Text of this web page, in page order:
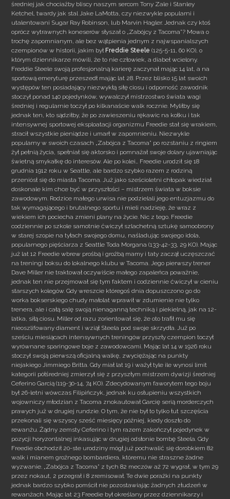
średniej jak chociażby bliscy naszym sercom Tony Zale i Stanley
Ketchel, twardy jak stal Jake LaMotta, czy niezwykle popularni i
utalentowani Sugar Ray Robinson, lub Marvin Hagler. Jednak czy ktoś
oprócz wytrawnych koneserów słyszał o „Zabójcy z Tacoma”? Mowa o
trochę zapomnianym, ale bez wątpienia jednym z najwspanialszych
czempionów w historii, jakim byłFreddie Steele (125-5-11, 60 KO), o
którym dziennikarze mówili, że to nie człowiek, a diabeł wcielony.
Freddie Steele swoją profesjonalną karierę zaczynał mając 14 lat, a na
sportową emeryturę przeszedł mając lat 28. Przez blisko 15 lat swoich
występów ten posiadający niezwykłą siłę ciosu i odporność zawodnik
stoczył ponad 140 pojedynków, wywalczył mistrzostwo świata wagi
średniej i regularnie toczył po kilkanaście walk rocznie. Myliłby się
jednak ten, kto sądziłby, że po zawieszeniu rękawic na kołku i tak
intensywnej sportowej eksploatacji organizmu Freedie stał się wrakiem,
stracił wszystkie pieniądze i umarł w zapomnieniu. Niezwykle
popularny w swoich czasach „Zabójca z Tacoma” po rozstaniu z ringiem
żył pełnią życia, spełniał się aktorsko i pomnażał swoje dolary ujawniając
świetną smykałkę do interesów. Ale po kolei… Freedie urodził się 18
grudnia 1912 roku w Seattle, ale bardzo szybko razem z rodziną
przeniósł się do miasta Tacoma. Już jako sześcioletni chłopak wiedział
doskonale kim chce być w przyszłości – mistrzem świata w boksie
zawodowym. Rodzice małego urwisa nie podzielali jego entuzjazmu do
tak wymagającego i brutalnego sportu i mieli nadzieję, że wraz z
wiekiem ich pociecha zmieni plany na życie. Nic z tego. Freedie
codziennie po szkole samotnie ćwiczył szlachetną sztukę samoobrony
w starej szopie na tyłach swojego domu, naśladując swojego idola,
popularnego pięściarza z Seattle Toda Morgana (133-42-33, 29 KO). Mając
już lat 12 Freedie wbrew prośbą i groźbą mamy i taty zaczął uczęszczać
na treningi boksu do lokalnego klubu w Tacoma. Jego pierwszy trener
Dave Miller nie traktował oczywiście małego zapaleńca poważnie,
jednak ten nie przejmował się tym faktem i codziennie ćwiczył w cieniu
starszych kolegów. Gdy wreszcie któregoś dnia dopuszczono go do
worka bokserskiego chudy małolat wprawił w zdumienie nie tylko
trenera, ale i całą salę swoją nienaganną techniką i piekielną, jak na 12-
latka, siłą ciosu. Miller od razu zorientował się, że oto trafił mu się
nieoszlifowany diament i wziął Steela pod swoje skrzydła. Już po
sześciu miesiącach intensywnych treningów przyszły czempion toczył
wyrównane sparingowe boje z zawodowcami. Mając lat 14 w 1926 roku
stoczył swoją pierwszą oficjalną walkę, zwyciężając na punkty
niejakiego Jimmiego Britta. Gdy miał lat 19 i ważył tyle ile wynosi limit
kategorii półśredniej zmierzył się z przyszłym mistrzem dywizji średniej
Ceferino Garcią (119-30-14, 74 KO). Zdecydowanym faworytem tego boju
był 26-letni wówczas Filipińczyk, jednak ku osłupieniu wszystkich
wojowniczy młodzian z Tacoma znokautował Garcię serią morderczych
prawych już w drugiej rundzie. O tym, że nie był to tylko łut szczęścia
przekonali się wszyscy sześć miesięcy później, kiedy doszło do
rewanżu. Żądny zemsty Ceferino i tym razem zakończył pojedynek w
pozycji horyzontalnej inkasując w drugiej odsłonie bombę Steela. Gdy
Freedie obchodził 20-ste urodziny mógł już pochwalić się dorobkiem 82
walk i mianem groźnego bombardiera, któremu nie straszne żadne
wyzwanie. „Zabójca z Tacoma” z tych 82 meczów aż 72 wygrał, w tym 29
przez nokaut, 2 przegrał i 8 zremisował. Te dwie porażki na punkty
jednak bardzo szybko pomścił nie pozostawiając żadnych złudzeń w
rewanżach. Mając lat 23 Freedie był określany przez dziennikarzy i